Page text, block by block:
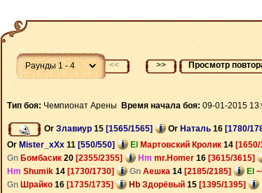
<< >> Просмотр
Тип боя: Чемпионат Арены Время начала боя: 09-01-2015
Or Злавиур 15 [1565/1565] Or Наталь 16 [1780/
Or Mister_xXx 11 [550/550] El Мартовский Кролик 14 [1650/
Gn Бомбасик 20 [2355/2355] Hm mr.Homer 16 [3615/3615]
Hm Shumik 14 [1730/1730] Gn Аешка 14 [2185/2185] El
Gn Шрайко 16 [1735/1735] Hb Здорёвый 15 [1395/1395]